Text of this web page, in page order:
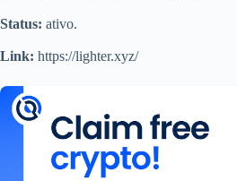
Status: ativo.
Link: https://lighter.xyz/